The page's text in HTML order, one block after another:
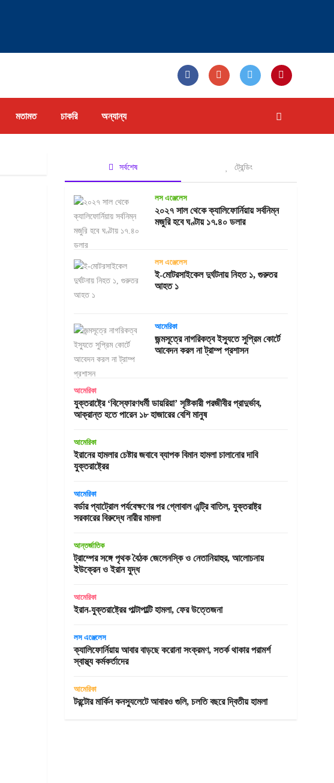
মতামত চাকরি অন্যান্য
সর্বশেষ ট্রেন্ডিং
লস এঞ্জেলেস
২০২৭ সাল থেকে ক্যালিফোর্নিয়ায় সর্বনিম্ন
মজুরি হবে ঘণ্টায় ১৭.৪০ ডলার
লস এঞ্জেলেস
ই-মোটরসাইকেল দুর্ঘটনায় নিহত ১, গুরুতর
আহত ১
আমেরিকা
জন্মসূত্রে নাগরিকত্ব ইস্যুতে সুপ্রিম কোর্টে
আবেদন করল না ট্রাম্প প্রশাসন
আমেরিকা
যুক্তরাষ্ট্রে ‘বিস্ফোরণধর্মী ডায়রিয়া’ সৃষ্টিকারী পরজীবীর প্রাদুর্ভাব,
আক্রান্ত হতে পারেন ১৮ হাজারের বেশি মানুষ
আমেরিকা
ইরানের হামলার চেষ্টার জবাবে ব্যাপক বিমান হামলা চালানোর দাবি
যুক্তরাষ্ট্রের
আমেরিকা
বর্ডার প্যাট্রোল পর্যবেক্ষণের পর গ্লোবাল এন্ট্রি বাতিল, যুক্তরাষ্ট্র
সরকারের বিরুদ্ধে নারীর মামলা
আন্তর্জাতিক
ট্রাম্পের সঙ্গে পৃথক বৈঠক জেলেনস্কি ও নেতানিয়াহুর, আলোচনায়
ইউক্রেন ও ইরান যুদ্ধ
আমেরিকা
ইরান-যুক্তরাষ্ট্রের পাল্টাপাল্টি হামলা, ফের উত্তেজনা
লস এঞ্জেলেস
ক্যালিফোর্নিয়ায় আবার বাড়ছে করোনা সংক্রমণ, সতর্ক থাকার পরামর্শ
স্বাস্থ্য কর্মকর্তাদের
আমেরিকা
টরন্টোর মার্কিন কনস্যুলেটে আবারও গুলি, চলতি বছরে দ্বিতীয় হামলা